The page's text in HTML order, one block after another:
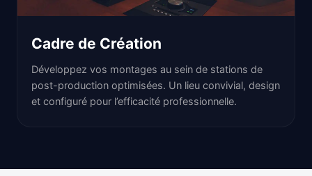
Cadre de Création
Développez vos montages au sein de stations de
post-production optimisées. Un lieu convivial, design
et configuré pour l’efficacité professionnelle.